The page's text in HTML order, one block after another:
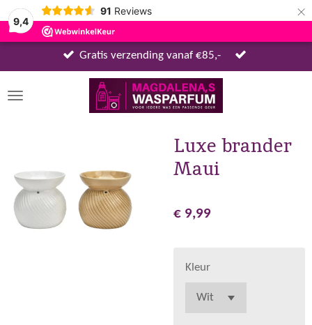
9,4
91 Reviews ×
Gratis verzending vanaf €85,-
Luxe brander
Maui
€ 9,99
Kleur